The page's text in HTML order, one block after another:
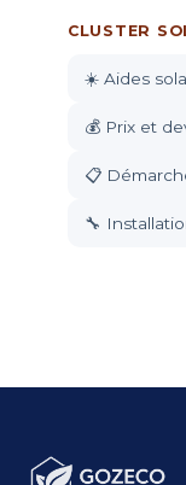
CLUSTER
☀️ Aides
💰 Prix et
📋
🔧